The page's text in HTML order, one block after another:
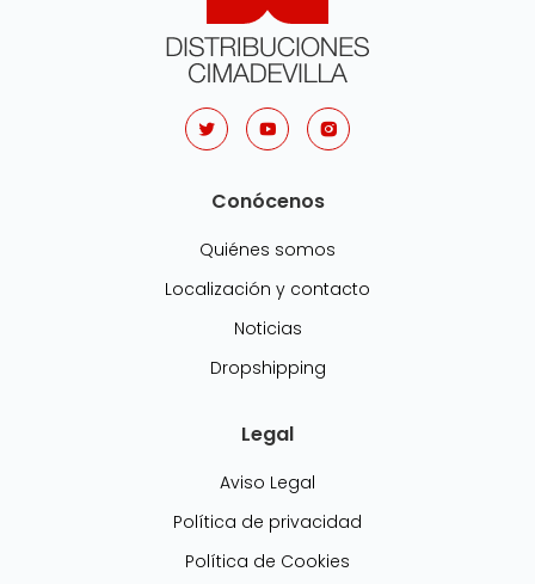
Conócenos
Quiénes somos
Localización y contacto
Noticias
Dropshipping
Legal
Aviso Legal
Política de privacidad
Política de Cookies